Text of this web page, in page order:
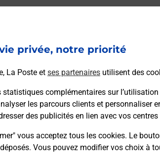
privée, notre priorité
La Poste et ses partenaires utilisent des
statistiques complémentaires sur
les parcours clients et personnaliser
des publicités en lien avec vos
vous acceptez tous les cookies. Le
Vous pouvez modifier vos choix à
Poste
lundià 09h00